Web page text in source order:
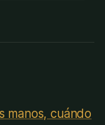
manos, cuándo